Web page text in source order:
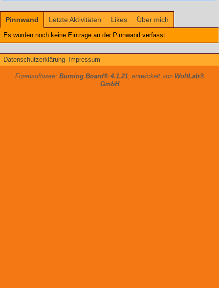
Pinnwand Letzte Aktivitäten Likes Über mich
Es wurden noch keine Einträge an der Pinnwand verfasst.
Datenschutzerklärung Impressum
Forensoftware: Burning Board® 4.1.21, entwickelt von WoltLab®
GmbH